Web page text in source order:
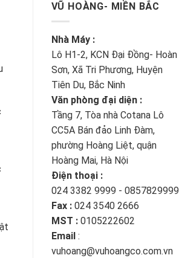
VŨ HOÀNG- MIỀN BẮC
Nhà Máy :
Lô H1-2, KCN Đại Đồng- Hoàn
Sơn, Xã Tri Phương, Huyện
Tiên Du, Bắc Ninh
Văn phòng đại diện :
Tầng 7, Tòa nhà Cotana Lô
CC5A Bán đảo Linh Đàm,
phường Hoàng Liệt, quận
Hoàng Mai, Hà Nội
Điện thoại :
024 3382 9999 - 0857829999
Fax : 024 3540 2666
MST : 0105222602
Email :
vuhoang@vuhoangco.com.vn